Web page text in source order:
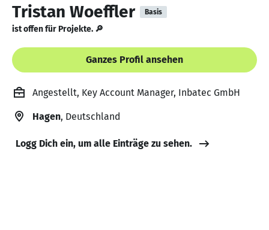
Tristan Woeffler Basis
ist offen für Projekte. 🔎
Ganzes Profil ansehen
Angestellt, Key Account Manager, Inbatec GmbH
Hagen, Deutschland
Logg Dich ein, um alle Einträge zu sehen.